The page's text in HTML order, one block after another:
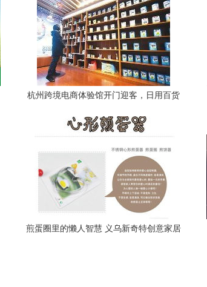
杭州跨境电商体验馆开门迎客，日用百货
煎蛋圈里的懒人智慧 义乌新奇特创意家居